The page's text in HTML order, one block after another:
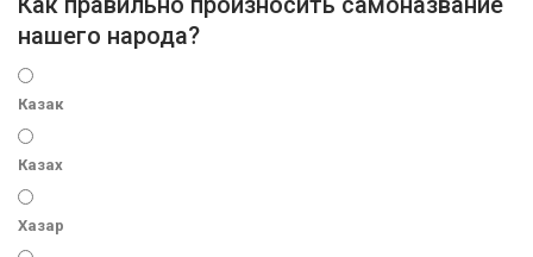
нашего народа?
Казак
Казах
Хазар